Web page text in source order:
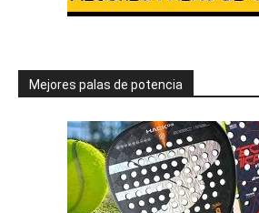
Mejores palas de potencia